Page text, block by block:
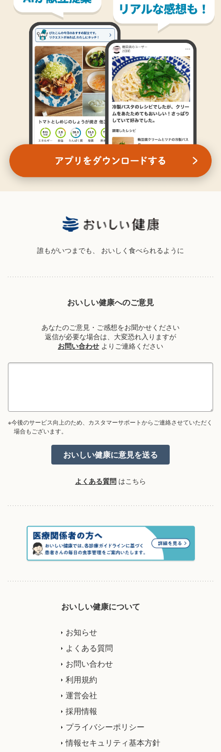
誰もがいつまでも、 おいしく食べられるように
おいしい健康へのご意見
あなたのご意見・ご感想をお聞かせください
返信が必要な場合は、大変恐れ入りますが
お問い合わせ よりご連絡ください
※今後のサービス向上のため、カスタマーサポートからご連絡させていただく
場合もございます。
よくある質問 はこちら
おいしい健康について
お知らせ
よくある質問
お問い合わせ
利用規約
運営会社
採用情報
プライバシーポリシー
情報セキュリティ基本方針